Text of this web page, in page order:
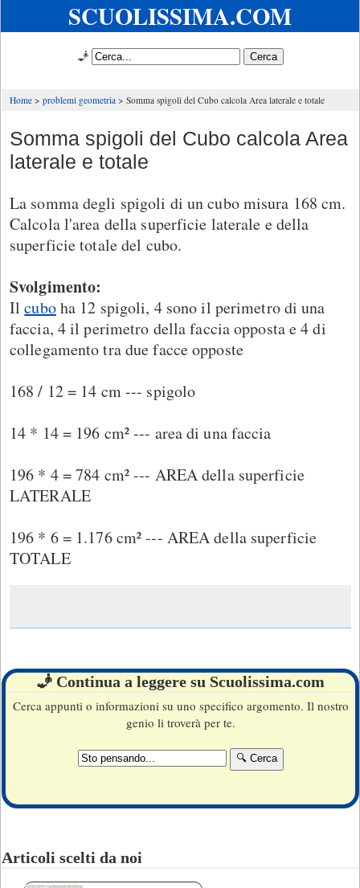
SCUOLISSIMA.COM
🧞
Home problemi geometria Somma spigoli del Cubo calcola Area laterale e totale
Somma spigoli del Cubo calcola Area
laterale e totale
La somma degli spigoli di un cubo misura 168 cm.
Calcola l'area della superficie laterale e della
superficie totale del cubo.
Svolgimento:
Ilcuboha 12 spigoli, 4 sono il perimetro di una
faccia, 4 il perimetro della faccia opposta e 4 di
collegamento tra due facce opposte
168 / 12 = 14 cm --- spigolo
14 * 14 = 196 cm² --- area di una faccia
196 * 4 = 784 cm² --- AREA della superficie
LATERALE
196 * 6 = 1.176 cm² --- AREA della superficie
TOTALE
🧞 Continua a leggere su Scuolissima.com
Cerca appunti o informazioni su uno specifico argomento. Il nostro
genio li troverà per te.
Articoli scelti da noi